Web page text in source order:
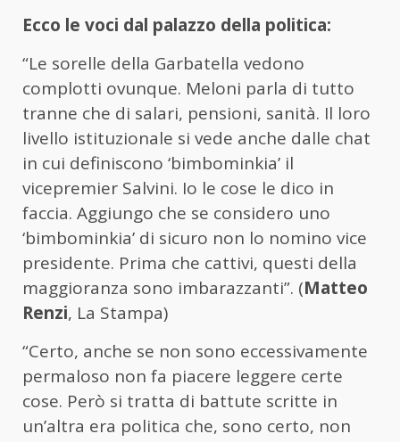
Ecco le voci dal palazzo della politica:
“Le sorelle della Garbatella vedono
complotti ovunque. Meloni parla di tutto
tranne che di salari, pensioni, sanità. Il loro
livello istituzionale si vede anche dalle chat
in cui definiscono ‘bimbominkia’ il
vicepremier Salvini. Io le cose le dico in
faccia. Aggiungo che se considero uno
‘bimbominkia’ di sicuro non lo nomino vice
presidente. Prima che cattivi, questi della
maggioranza sono imbarazzanti”. (Matteo
Renzi, La Stampa)
“Certo, anche se non sono eccessivamente
permaloso non fa piacere leggere certe
cose. Però si tratta di battute scritte in
un’altra era politica che, sono certo, non